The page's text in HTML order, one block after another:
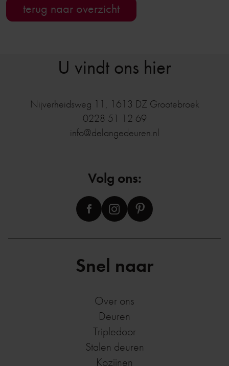
terug naar overzicht
Snel naar
Over ons
Deuren
Tripledoor
Stalen deuren
Kozijnen
U vindt ons hier
Nijverheidsweg 11 , 1613 DZ Grootebroek
0228 51 12 69
info@delangedeuren.nl
Volg ons: